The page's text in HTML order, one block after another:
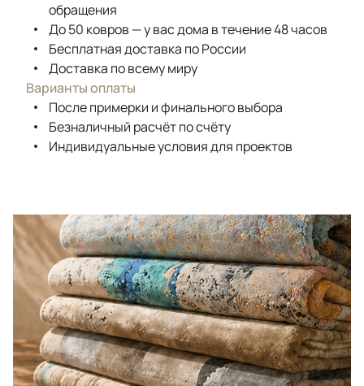
обращения
До 50 ковров — у вас дома в течение 48 часов
Бесплатная доставка по России
Доставка по всему миру
Варианты оплаты
После примерки и финального выбора
Безналичный расчёт по счёту
Индивидуальные условия для проектов